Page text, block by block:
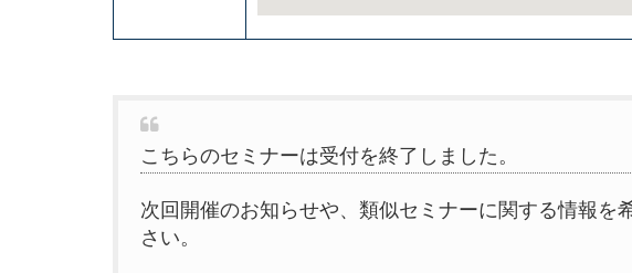
こちらのセミナーは受付を終了しました。
次回開催のお知らせや、類似セミナーに関する情報を
さい。